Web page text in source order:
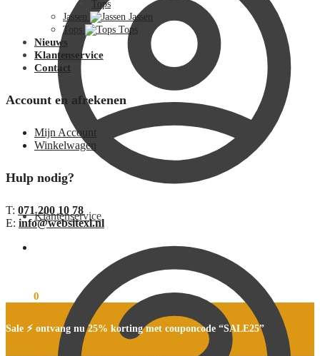
Klantenservice
Tops
Jassen
Jassen
Tops
Tops
Nieuws
Klantenservice
Contact
Account en afrekenen
Mijn Account
Winkelwagen
Hulp nodig?
T: 071 200 10 78
E: info@websitexl.nl
0
Sale ⚡ ontvang nu 25% korting met couponcode “SALE25”